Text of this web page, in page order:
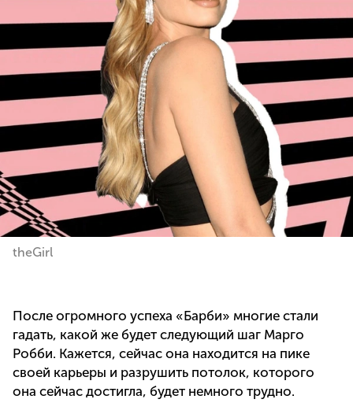
theGirl
После огромного успеха «Барби» многие стали
гадать, какой же будет следующий шаг Марго
Робби. Кажется, сейчас она находится на пике
своей карьеры и разрушить потолок, которого
она сейчас достигла, будет немного трудно.